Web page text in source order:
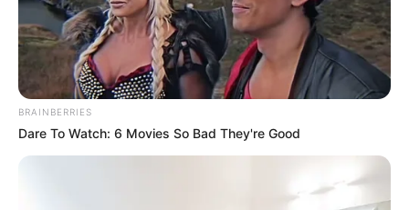
BRAINBERRIES
Dare To Watch: 6 Movies So Bad They're Good